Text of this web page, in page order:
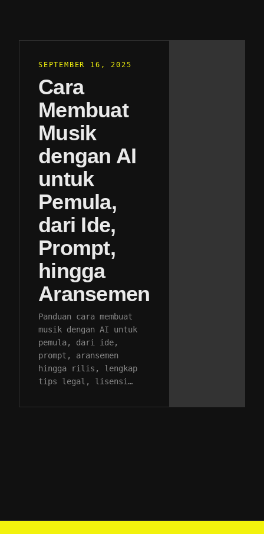
SEPTEMBER 16, 2025
Cara
Membuat
Musik
dengan AI
untuk
Pemula,
dari Ide,
Prompt,
hingga
Aransemen
Panduan cara membuat
musik dengan AI untuk
pemula, dari ide,
prompt, aransemen
hingga rilis, lengkap
tips legal, lisensi…